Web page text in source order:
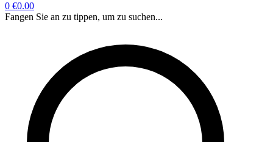
0 €0.00
Fangen Sie an zu tippen, um zu suchen...